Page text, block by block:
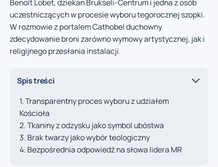
Benoît Lobet, dziekan Brukseli-Centrum i jedna z osób
uczestniczących w procesie wyboru tegorocznej szopki.
W rozmowie z portalem Cathobel duchowny
zdecydowanie broni zarówno wymowy artystycznej, jak i
religijnego przesłania instalacji.
Spis treści
Transparentny proces wyboru z udziałem
Kościoła
Tkaniny z odzysku jako symbol ubóstwa
Brak twarzy jako wybór teologiczny
Bezpośrednia odpowiedź na słowa lidera MR